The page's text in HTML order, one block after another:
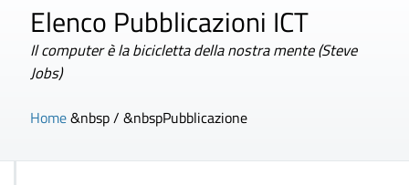
Elenco Pubblicazioni ICT
Il computer è la bicicletta della nostra mente (Steve
Jobs)
Home&nbsp / &nbspPubblicazione